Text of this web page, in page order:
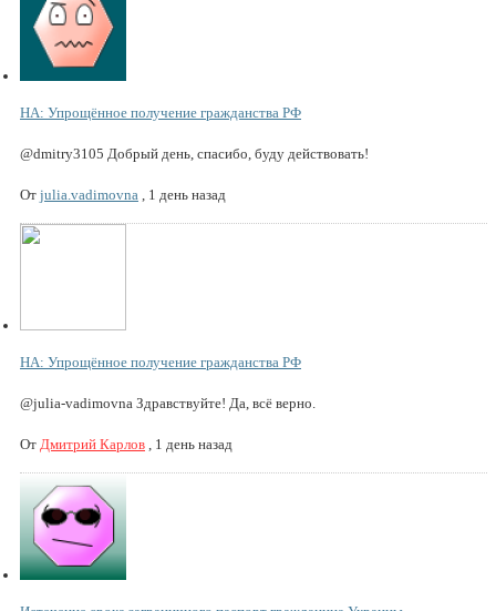
НА: Упрощённое получение гражданства РФ
@dmitry3105 Добрый день, спасибо, буду действовать!
От julia.vadimovna , 1 день назад
НА: Упрощённое получение гражданства РФ
@julia-vadimovna Здравствуйте! Да, всё верно.
От Дмитрий Карлов , 1 день назад